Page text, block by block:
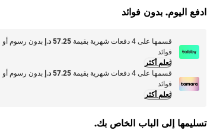
ادفع اليوم. بدون فوائد
قسمها على 4 دفعات شهرية بقيمة 57.25 د.إ
بدون رسوم أو
فوائد
تعلم أكثر
قسمها على 4 دفعات شهرية بقيمة
57.25 د.إ
بدون رسوم أو
فوائد
تعلم أكثر
تسليمها إلى الباب الخاص بك.